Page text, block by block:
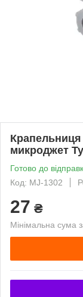
микроджет
Готово до
Код: MJ-1302
27 ₴
Мінімальна сума